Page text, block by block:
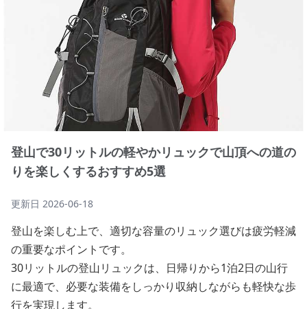
登山で30リットルの軽やかリュックで山頂への道の
りを楽しくするおすすめ5選
更新日 2026-06-18
登山を楽しむ上で、適切な容量のリュック選びは疲労軽減
の重要なポイントです。
30リットルの登山リュックは、日帰りから1泊2日の山行
に最適で、必要な装備をしっかり収納しながらも軽快な歩
行を実現します。